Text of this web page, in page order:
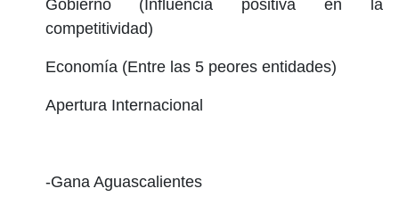
Gobierno (Influencia positiva en la
competitividad)
Economía (Entre las 5 peores entidades)
Apertura Internacional
-Gana Aguascalientes